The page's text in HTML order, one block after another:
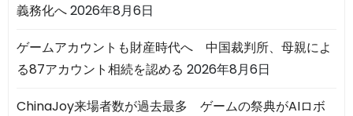
義務化へ2026年8月6日
ゲームアカウントも財産時代へ 中国裁判所、母親によ
る87アカウント相続を認める 2026年8月6日
ChinaJoy来場者数が過去最多 ゲームの祭典がAIロボ